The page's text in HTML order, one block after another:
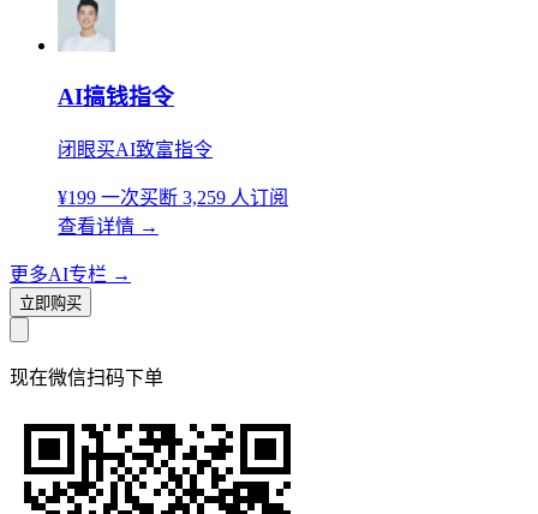
AI搞钱指令
闭眼买AI致富指令
¥199 一次买断 3,259 人订阅
查看详情 →
更多AI专栏 →
立即购买
现在微信扫码下单